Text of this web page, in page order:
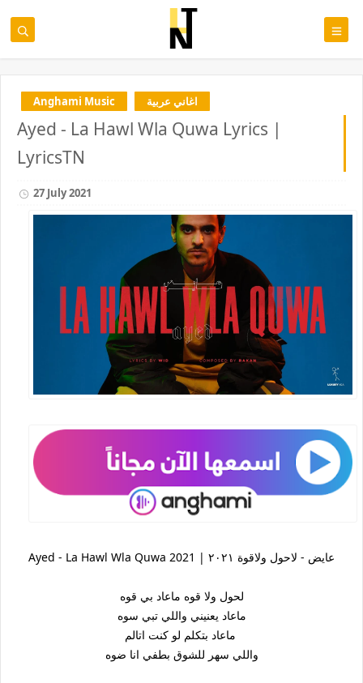
Anghami Music اغاني عربية
Ayed - La Hawl Wla Quwa Lyrics |
LyricsTN
27 July 2021
Ayed - La Hawl Wla Quwa 2021 | عايض - لاحول ولاقوة ٢٠٢١
لحول ولا قوه ماعاد بي قوه
ماعاد يعنيني واللي تبي سوه
واللي سهر للشوق بطفي انا ضوه